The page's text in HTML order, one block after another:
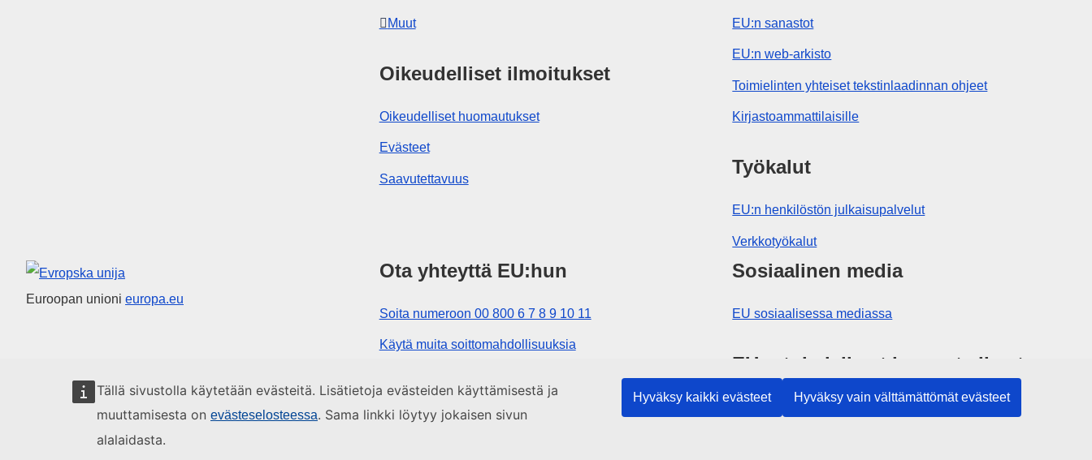
Tällä sivustolla käytetään evästeitä. Lisätietoja evästeiden käyttämisestä ja
muuttamisesta on evästeselosteessa. Sama linkki löytyy jokaisen sivun
alalaidasta.
Hyväksy kaikki evästeet Hyväksy vain välttämättömät evästeet
Muut
Oikeudelliset ilmoitukset
Oikeudelliset huomautukset
Evästeet
Saavutettavuus
EU:n sanastot
EU:n web-arkisto
Toimielinten yhteiset tekstinlaadinnan ohjeet
Kirjastoammattilaisille
Työkalut
EU:n henkilöstön julkaisupalvelut
Verkkotyökalut
Euroopan unioni
Euroopan unioni europa.eu
Ota yhteyttä EU:hun
Soita numeroon 00 800 6 7 8 9 10 11
Käytä muita soittomahdollisuuksia
Käy EU:n tiedotuspisteessä
Sosiaalinen media
EU sosiaalisessa mediassa
EU:n toimielimet ja muut elimet
Haku EU:n toimielimistä ja elimistä